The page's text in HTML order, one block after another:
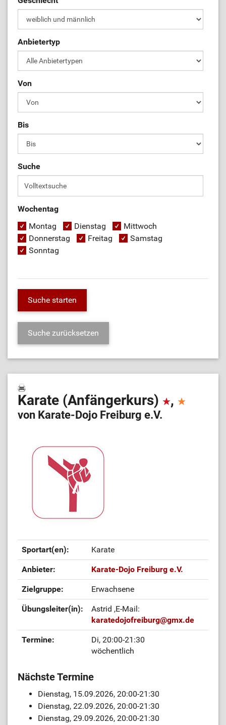
Anbietertyp
Von
Bis
Suche
Wochentag
Montag
Dienstag
Mittwoch
Donnerstag
Freitag
Samstag
Sonntag
Karate (Anfängerkurs) ,
von Karate-Dojo Freiburg e.V.
Sportart(en): Karate
Anbieter: Karate-Dojo Freiburg e.V.
Zielgruppe: Erwachsene
Übungsleiter(in): Astrid ,E-Mail:
karatedojofreiburg@gmx.de
Termine:
Di, 20:00-21:30
wöchentlich
Nächste Termine
Dienstag, 15.09.2026, 20:00-21:30
Dienstag, 22.09.2026, 20:00-21:30
Dienstag, 29.09.2026, 20:00-21:30